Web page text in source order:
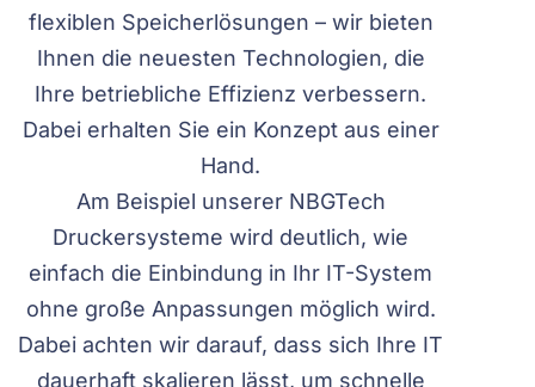
flexiblen Speicherlösungen – wir bieten
Ihnen die neuesten Technologien, die
Ihre betriebliche Effizienz verbessern.
Dabei erhalten Sie ein Konzept aus einer
Hand.
Am Beispiel unserer NBGTech
Druckersysteme wird deutlich, wie
einfach die Einbindung in Ihr IT-System
ohne große Anpassungen möglich wird.
Dabei achten wir darauf, dass sich Ihre IT
dauerhaft skalieren lässt, um schnelle